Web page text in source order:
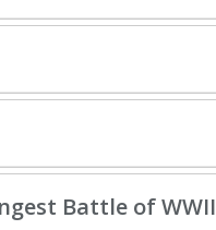
Battle of WWII